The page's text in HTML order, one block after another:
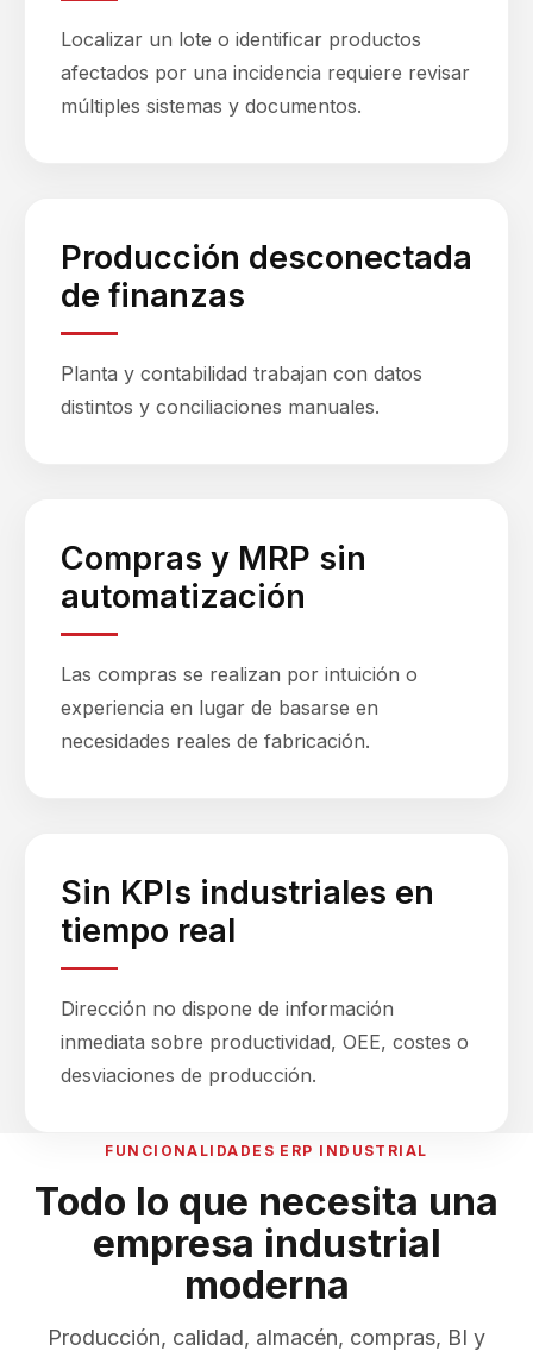
Localizar un lote o identificar productos
afectados por una incidencia requiere revisar
múltiples sistemas y documentos.
Producción desconectada
de finanzas
Planta y contabilidad trabajan con datos
distintos y conciliaciones manuales.
Compras y MRP sin
automatización
Las compras se realizan por intuición o
experiencia en lugar de basarse en
necesidades reales de fabricación.
Sin KPIs industriales en
tiempo real
Dirección no dispone de información
inmediata sobre productividad, OEE, costes o
desviaciones de producción.
FUNCIONALIDADES ERP INDUSTRIAL
Todo lo que necesita una
empresa industrial
moderna
Producción, calidad, almacén, compras, BI y